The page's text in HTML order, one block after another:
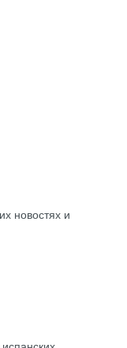
новостях и